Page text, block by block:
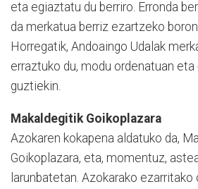
eta egiaztatu du berriro. Erronda
da merkatua berriz ezartzeko
Horregatik, Andoaingo Udalak
erraztuko du, modu ordenatuan
guztiekin.
Makaldegitik Goikoplazara
Azokaren kokapena aldatuko da,
Goikoplazara, eta, momentuz,
larunbatetan. Azokarako ezarritako